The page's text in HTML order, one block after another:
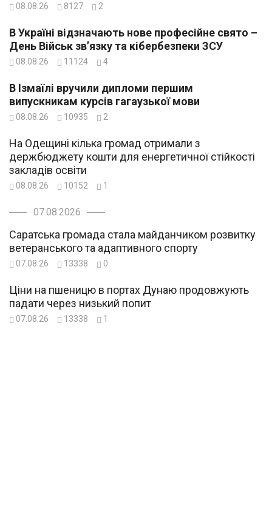
08.08.26 8127 2
В Україні відзначають нове професійне свято –
День Військ зв’язку та кібербезпеки ЗСУ
08.08.26 11124 4
В Ізмаїлі вручили дипломи першим
випускникам курсів гагаузької мови
08.08.26 10935 2
На Одещині кілька громад отримали з
держбюджету кошти для енергетичної стійкості
закладів освіти
08.08.26 10152 1
07.08.2026
Саратська громада стала майданчиком розвитку
ветеранського та адаптивного спорту
07.08.26 13338 0
Ціни на пшеницю в портах Дунаю продовжують
падати через низький попит
07.08.26 13338 1